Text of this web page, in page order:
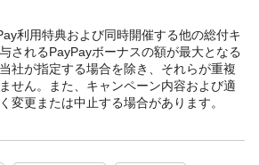
利用特典および同時開催する他の総付キ
されるPayPayボーナスの額が最大となる
社が指定する場合を除き、それらが重複
せん。また、キャンペーン内容および適
変更または中止する場合があります。